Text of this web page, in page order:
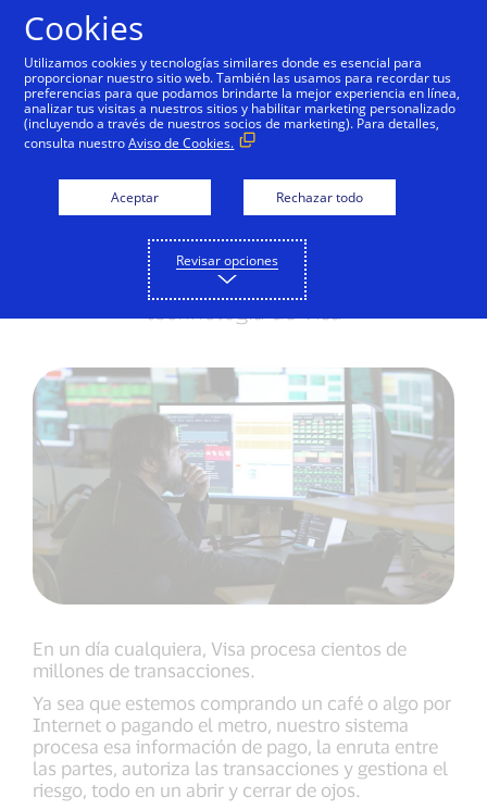
30 años de IA y
seguimos contando
Para la primera red de pagos impulsada
por Inteligencia Artificial (IA), la IA
generativa marca una nueva era
Por Rajat Taneja, presidente de
En un día cualquiera, Visa procesa cientos de
millones de transacciones.
Ya sea que estemos comprando un café o algo por
Internet o pagando el metro, nuestro sistema
procesa esa información de pago, la enruta entre
las partes, autoriza las transacciones y gestiona el
riesgo, todo en un abrir y cerrar de ojos.
Cookies
Utilizamos cookies y tecnologías similares donde es esencial para
proporcionar nuestro sitio web. También las usamos para recordar tus
preferencias para que podamos brindarte la mejor experiencia en línea,
analizar tus visitas a nuestros sitios y habilitar marketing personalizado
(incluyendo a través de nuestros socios de marketing). Para detalles,
consulta nuestroAviso de Cookies.
Aceptar Rechazar todo
Revisar opciones